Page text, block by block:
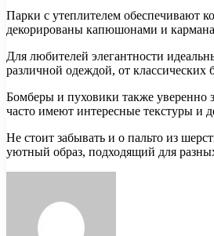
Парки с утеплителем обеспечивают
декорированы капюшонами и
Для любителей элегантности
различной одеждой, от
Бомберы и пуховики также
часто имеют интересные текстуры и
Не стоит забывать и о пальто из
уютный образ, подходящий для